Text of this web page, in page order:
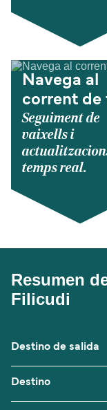
Navega al
corrent de
Seguiment de
vaixells i
temps real.
Resumen
Filicudi
Destino de salida
Destino